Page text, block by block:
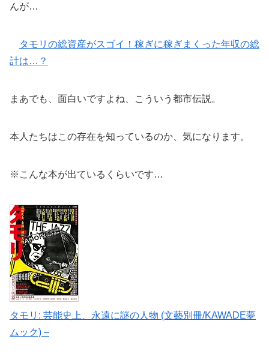
んが…
タモリの総資産がスゴイ！稼ぎに稼ぎまくった年収の総
計は…？
まあでも、面白いですよね、こういう都市伝説。
本人たちはこの存在を知っているのか、気になります。
※こんな本が出ているくらいです…
タモリ: 芸能史上、永遠に謎の人物 (文藝別冊/KAWADE夢
ムック) –